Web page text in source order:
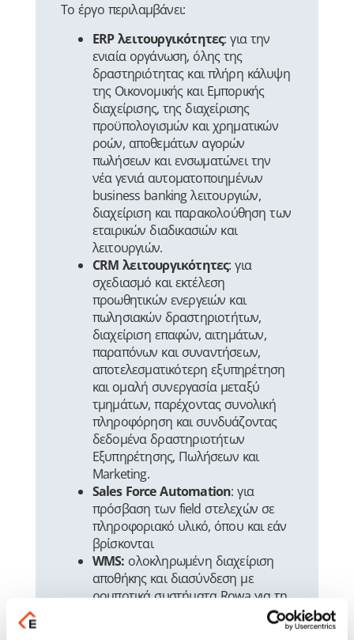
Το έργο περιλαμβάνει:
ERP λειτουργικότητες: για την
ενιαία οργάνωση, όλης της
δραστηριότητας και πλήρη κάλυψη
της Οικονομικής και Εμπορικής
διαχείρισης, της διαχείρισης
προϋπολογισμών και χρηματικών
ροών, αποθεμάτων αγορών
πωλήσεων και ενσωματώνει την
νέα γενιά αυτοματοποιημένων
business banking λειτουργιών,
διαχείριση και παρακολούθηση των
εταιρικών διαδικασιών και
λειτουργιών.
CRM λειτουργικότητες: για
σχεδιασμό και εκτέλεση
προωθητικών ενεργειών και
πωλησιακών δραστηριοτήτων,
διαχείριση επαφών, αιτημάτων,
παραπόνων και συναντήσεων,
αποτελεσματικότερη εξυπηρέτηση
και ομαλή συνεργασία μεταξύ
τμημάτων, παρέχοντας συνολική
πληροφόρηση και συνδυάζοντας
δεδομένα δραστηριοτήτων
Εξυπηρέτησης, Πωλήσεων και
Marketing.
Sales Force Automation: για
πρόσβαση των field στελεχών σε
πληροφοριακό υλικό, όπου και εάν
βρίσκονται
WMS: ολοκληρωμένη διαχείριση
αποθήκης και διασύνδεση με
ρομποτικά συστήματα Rowa για τη
χρήση μεθόδων συλλογής Pick to
Light και Pick by Cart και εφαρμογή